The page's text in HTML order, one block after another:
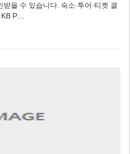
을 수 있습니다. 숙소·투어·티켓 결
KB P…